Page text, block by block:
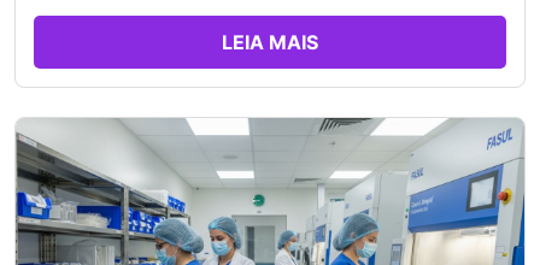
LEIA MAIS